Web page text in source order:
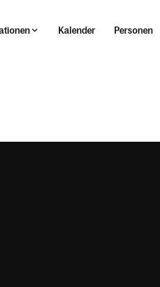
Kalender Personen